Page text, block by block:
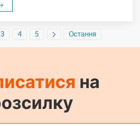
3 4 5 Остання
на